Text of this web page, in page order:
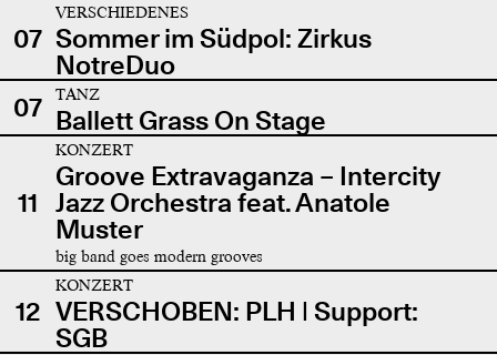
07
VERSCHIEDENES
Sommer im Südpol: Zirkus
NotreDuo
07
TANZ
Ballett Grass On Stage
11
KONZERT
Groove Extravaganza – Intercity
Jazz Orchestra feat. Anatole
Muster
big band goes modern grooves
12
KONZERT
VERSCHOBEN: PLH | Support:
SGB